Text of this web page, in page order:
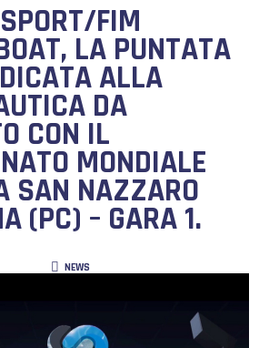
FIM
LA PUNTATA
ALLA
DA
CON IL
MONDIALE
SAN NAZZARO
(PC) – GARA 1.
NEWS